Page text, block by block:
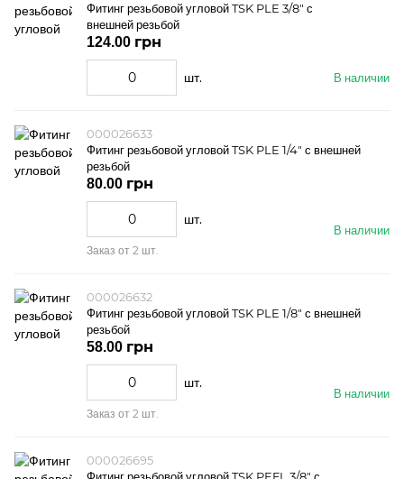
Фитинг резьбовой угловой TSK PLE 3/8" с
внешней резьбой
В наличии
124.00 грн
шт.
000026633
Фитинг резьбовой угловой TSK PLE 1/4" с внешней
резьбой
В наличии
80.00 грн
шт.
Заказ от 2 шт.
000026632
Фитинг резьбовой угловой TSK PLE 1/8" с внешней
резьбой
В наличии
58.00 грн
шт.
Заказ от 2 шт.
000026695